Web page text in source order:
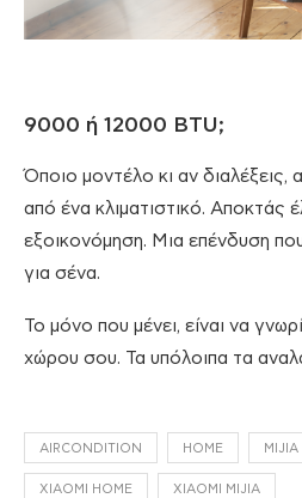
9000 ή 12000 BTU;
Όποιο μοντέλο κι αν διαλέξεις,
από ένα κλιματιστικό. Αποκτάς
εξοικονόμηση. Μια επένδυση
για σένα.
Το μόνο που μένει, είναι να
χώρου σου. Τα υπόλοιπα τα
AIRCONDITION HOME MIJIA
XIAOMI HOME XIAOMI MIJIA